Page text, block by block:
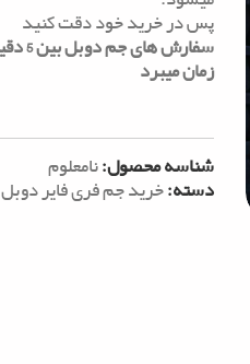
پس در خرید خود دقت کنید
زمان میبرد
شناسه محصول:نامعلوم
دسته:خرید جم فری فایر دوبل